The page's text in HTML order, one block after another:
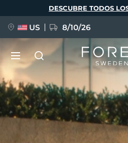
DESCUBRE TODOS
US 8/10/26
NUEVO
BREAKING NEWS
Idioma
Deutsch